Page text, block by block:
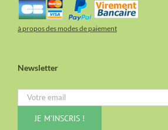
à propos des modes de paiement
Newsletter